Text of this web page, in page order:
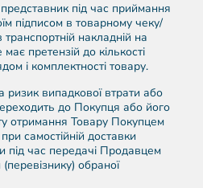
під час приймання
підписом в товарному чеку/
накладній на
претензій до кількості
і комплектності товару.
ризик випадкової втрати або
до Покупця або його
отримання Товару Покупцем
самостійній доставки
під час передачі Продавцем
обраної